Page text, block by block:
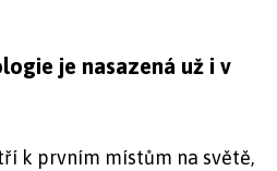
je nasazená už i v
k prvním místům na světě,